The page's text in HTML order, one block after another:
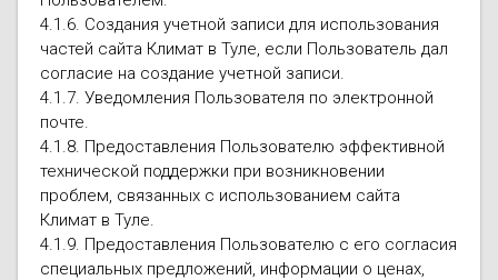
4.1.6. Создания учетной записи для использования
частей сайта Климат в Туле, если Пользователь дал
согласие на создание учетной записи.
4.1.7. Уведомления Пользователя по электронной
почте.
4.1.8. Предоставления Пользователю эффективной
технической поддержки при возникновении
проблем, связанных с использованием сайта
Климат в Туле.
4.1.9. Предоставления Пользователю с его согласия
специальных предложений, информации о ценах,